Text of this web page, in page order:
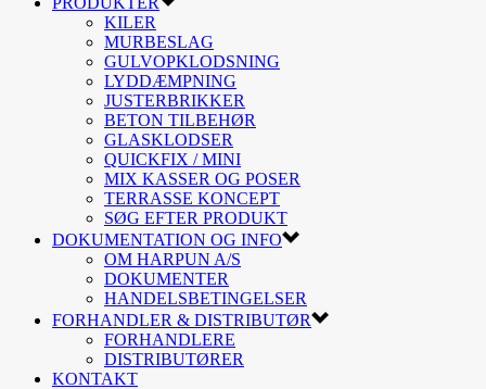
KILER
MURBESLAG
GULVOPKLODSNING
LYDDÆMPNING
JUSTERBRIKKER
BETON TILBEHØR
GLASKLODSER
QUICKFIX / MINI
MIX KASSER OG POSER
TERRASSE KONCEPT
SØG EFTER PRODUKT
DOKUMENTATION OG INFO
OM HARPUN A/S
DOKUMENTER
HANDELSBETINGELSER
FORHANDLER & DISTRIBUTØR
FORHANDLERE
DISTRIBUTØRER
KONTAKT